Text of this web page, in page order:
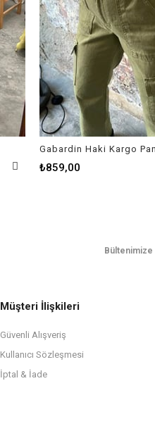
Gabardin Haki Kargo
₺859,00
Bültenimize
Müşteri İlişkileri
Güvenli Alışveriş
Kullanıcı Sözleşmesi
İptal & İade